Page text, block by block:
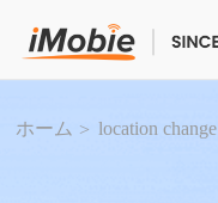
ホーム location change